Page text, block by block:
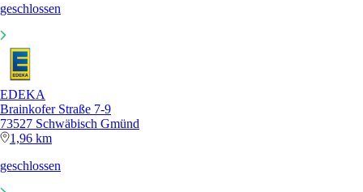
geschlossen
EDEKA
Brainkofer Straße 7-9
73527 Schwäbisch Gmünd
1,96 km
geschlossen